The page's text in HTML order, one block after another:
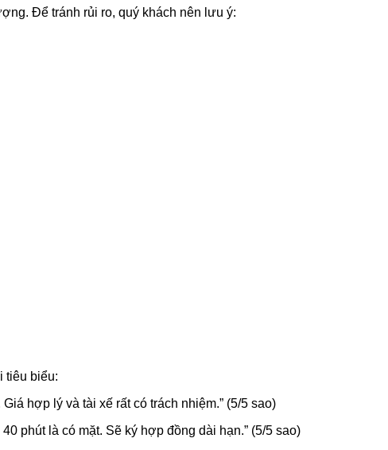
Để tránh rủi ro, quý khách nên lưu ý:
tiêu biểu:
hợp lý và tài xế rất có trách nhiệm.” (5/5 sao)
phút là có mặt. Sẽ ký hợp đồng dài hạn.” (5/5 sao)